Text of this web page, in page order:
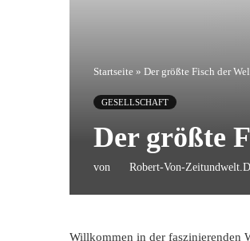
Startseite » Der größte Fisch der
GESELLSCHAFT
Der größte
von Robert-Von-
Willkommen in der faszinierenden